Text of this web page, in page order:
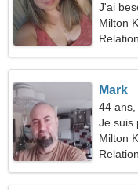
J'ai
Milton
Mark
44
Je suis
femme
Milton